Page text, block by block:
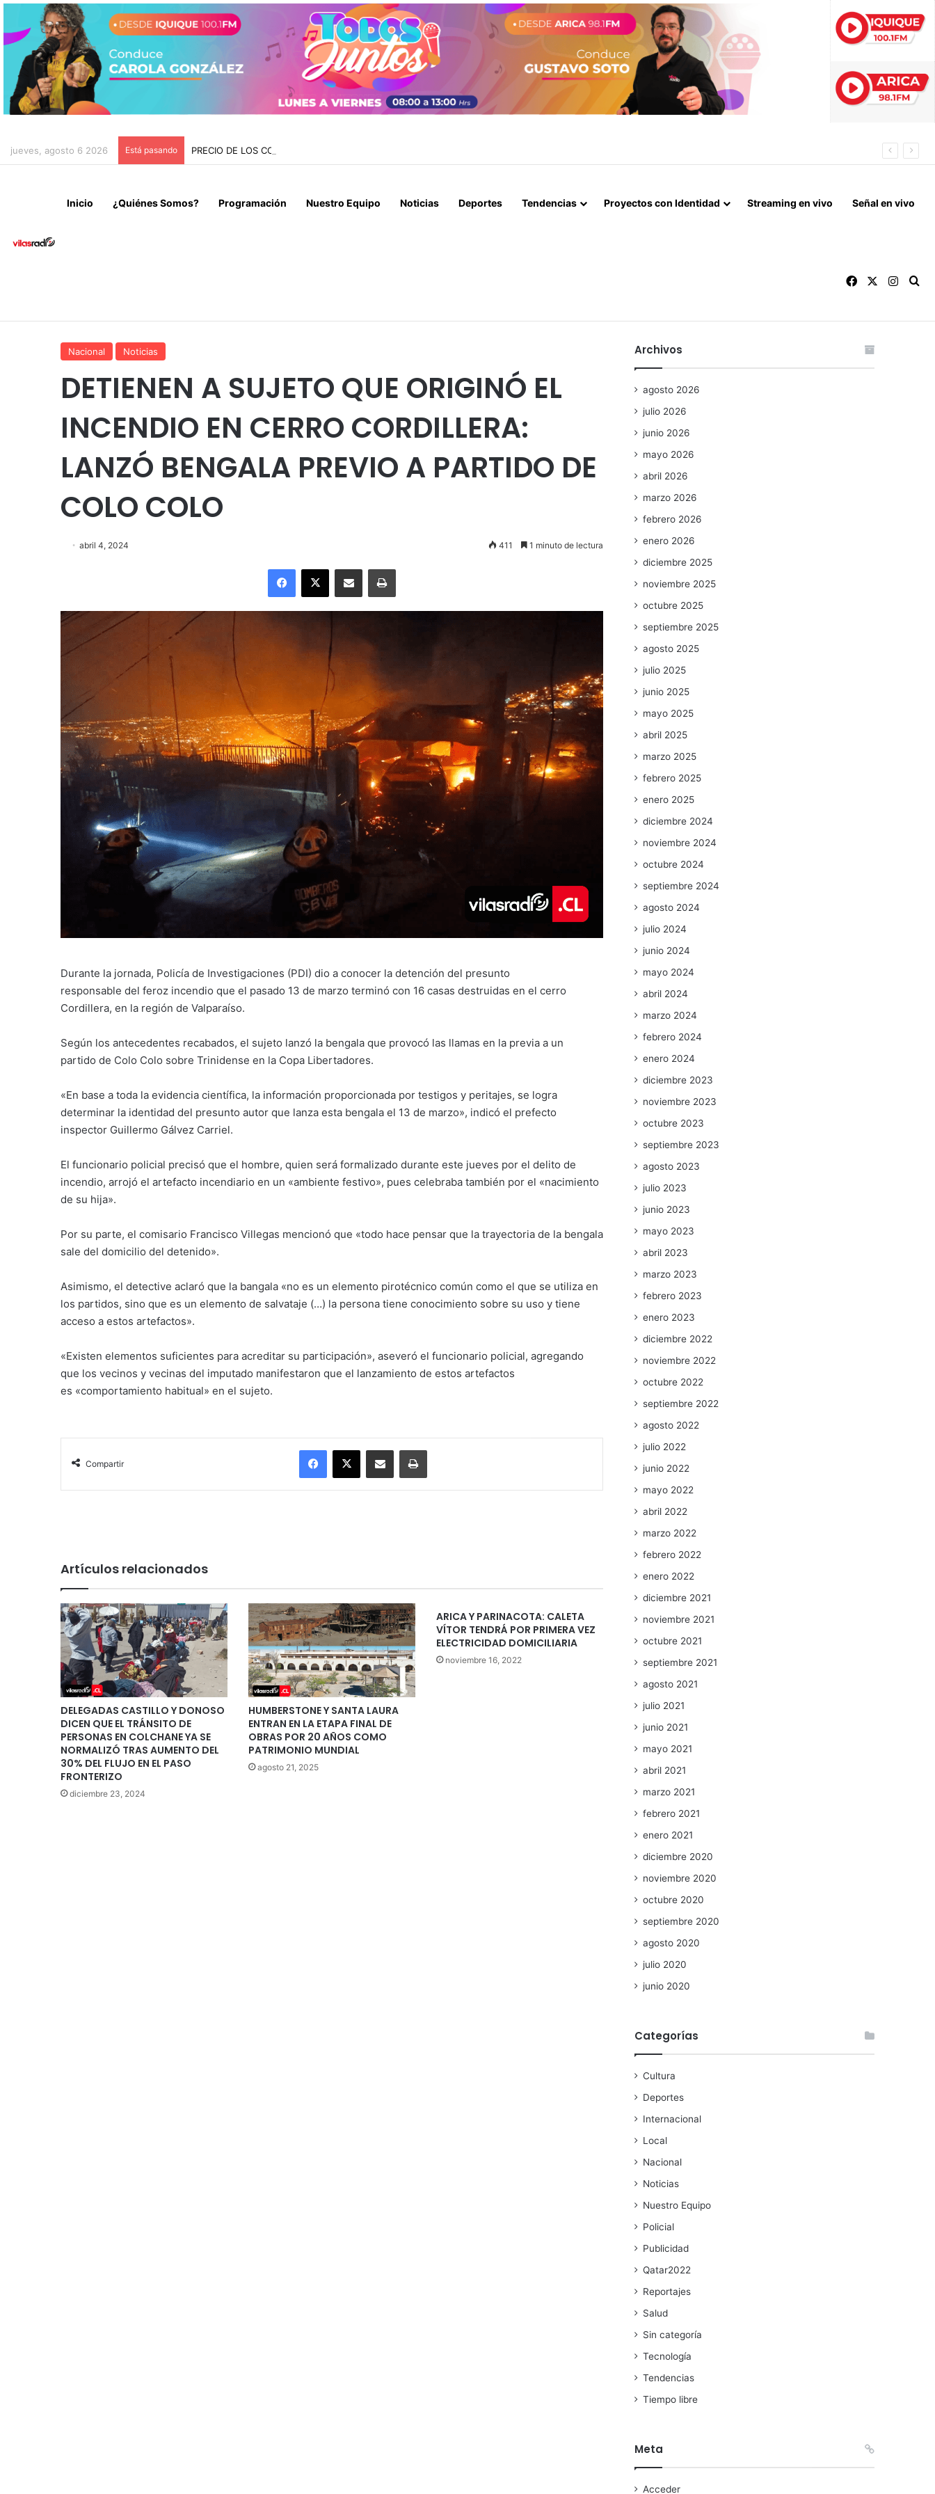
jueves, agosto 6 2026 Está pasando PRECIO DE LOS COMBUSTIBLES SE CONGELA ESTA SEMANA SEGÚN REPORTE DE ENAP
Inicio ¿Quiénes Somos? Programación Nuestro Equipo Noticias Deportes Tendencias Proyectos con Identidad Streaming en vivo Señal en vivo
Facebook
Nacional Noticias
DETIENEN A SUJETO QUE ORIGINÓ EL
INCENDIO EN CERRO CORDILLERA:
LANZÓ BENGALA PREVIO A PARTIDO DE
COLO COLO
abril 4, 2024 411 1 minuto de lectura
Facebook
X Enviar vía email Imprimir
Durante la jornada, Policía de Investigaciones (PDI) dio a conocer la detención del presunto
responsable del feroz incendio que el pasado 13 de marzo terminó con 16 casas destruidas en el cerro
Cordillera, en la región de Valparaíso.
Según los antecedentes recabados, el sujeto lanzó la bengala que provocó las llamas en la previa a un
partido de Colo Colo sobre Trinidense en la Copa Libertadores.
«En base a toda la evidencia científica, la información proporcionada por testigos y peritajes, se logra
determinar la identidad del presunto autor que lanza esta bengala el 13 de marzo», indicó el prefecto
inspector Guillermo Gálvez Carriel.
El funcionario policial precisó que el hombre, quien será formalizado durante este jueves por el delito de
incendio, arrojó el artefacto incendiario en un «ambiente festivo», pues celebraba también por el «nacimiento
de su hija».
Por su parte, el comisario Francisco Villegas mencionó que «todo hace pensar que la trayectoria de la bengala
sale del domicilio del detenido».
Asimismo, el detective aclaró que la bangala «no es un elemento pirotécnico común como el que se utiliza en
los partidos, sino que es un elemento de salvataje (…) la persona tiene conocimiento sobre su uso y tiene
acceso a estos artefactos».
«Existen elementos suficientes para acreditar su participación», aseveró el funcionario policial, agregando
que los vecinos y vecinas del imputado manifestaron que el lanzamiento de estos artefactos
es «comportamiento habitual» en el sujeto.
Compartir
Facebook
X Enviar vía email Imprimir
Artículos relacionados
DELEGADAS CASTILLO Y DONOSO
DICEN QUE EL TRÁNSITO DE
PERSONAS EN COLCHANE YA SE
NORMALIZÓ TRAS AUMENTO DEL
30% DEL FLUJO EN EL PASO
FRONTERIZO
diciembre 23, 2024
HUMBERSTONE Y SANTA LAURA
ENTRAN EN LA ETAPA FINAL DE
OBRAS POR 20 AÑOS COMO
PATRIMONIO MUNDIAL
agosto 21, 2025
ARICA Y PARINACOTA: CALETA
VÍTOR TENDRÁ POR PRIMERA VEZ
ELECTRICIDAD DOMICILIARIA
noviembre 16, 2022
Archivos
agosto 2026
julio 2026
junio 2026
mayo 2026
abril 2026
marzo 2026
febrero 2026
enero 2026
diciembre 2025
noviembre 2025
octubre 2025
septiembre 2025
agosto 2025
julio 2025
junio 2025
mayo 2025
abril 2025
marzo 2025
febrero 2025
enero 2025
diciembre 2024
noviembre 2024
octubre 2024
septiembre 2024
agosto 2024
julio 2024
junio 2024
mayo 2024
abril 2024
marzo 2024
febrero 2024
enero 2024
diciembre 2023
noviembre 2023
octubre 2023
septiembre 2023
agosto 2023
julio 2023
junio 2023
mayo 2023
abril 2023
marzo 2023
febrero 2023
enero 2023
diciembre 2022
noviembre 2022
octubre 2022
septiembre 2022
agosto 2022
julio 2022
junio 2022
mayo 2022
abril 2022
marzo 2022
febrero 2022
enero 2022
diciembre 2021
noviembre 2021
octubre 2021
septiembre 2021
agosto 2021
julio 2021
junio 2021
mayo 2021
abril 2021
marzo 2021
febrero 2021
enero 2021
diciembre 2020
noviembre 2020
octubre 2020
septiembre 2020
agosto 2020
julio 2020
junio 2020
Categorías
Cultura
Deportes
Internacional
Local
Nacional
Noticias
Nuestro Equipo
Policial
Publicidad
Qatar2022
Reportajes
Salud
Sin categoría
Tecnología
Tendencias
Tiempo libre
Meta
Acceder